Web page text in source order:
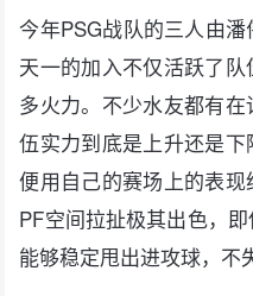
今年PSG战队的三人由潘
天一的加入不仅活跃了
多火力。不少水友都有
伍实力到底是上升还是
便用自己的赛场上的表
PF空间拉扯极其出色，
能够稳定甩出进攻球，不